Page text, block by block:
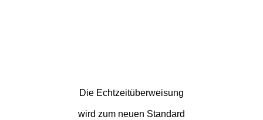
Die Echtzeitüberweisung
wird zum neuen Standard